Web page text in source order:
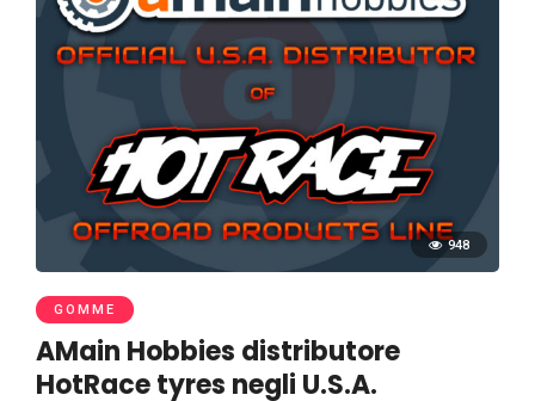
948
GOMME
AMain Hobbies distributore
HotRace tyres negli U.S.A.